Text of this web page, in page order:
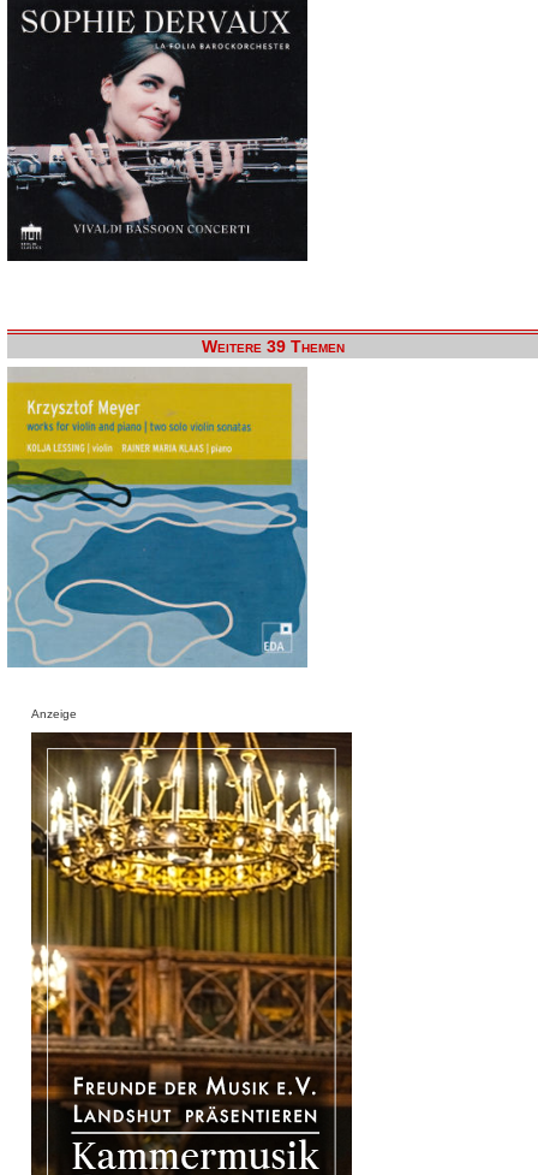
Weitere 39 Themen
Anzeige